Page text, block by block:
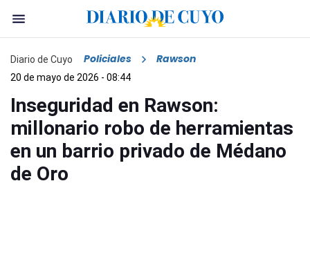
Diario de Cuyo Policiales Rawson
20 de mayo de 2026 - 08:44
Inseguridad en Rawson:
millonario robo de herramientas
en un barrio privado de Médano
de Oro